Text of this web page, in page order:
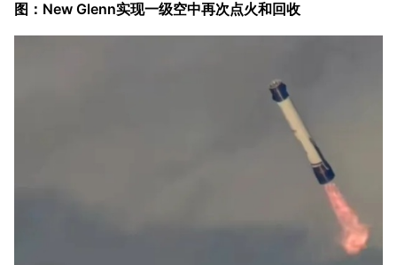
图：New Glenn实现一级空中再次点火和回收